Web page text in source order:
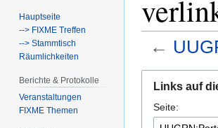
←
Navigation
springen
Suche
springen
Links auf
Seite:
Hauptseite
--> FIXME Treffen
--> Stammtisch
Räumlichkeiten
Berichte & Protokolle
Veranstaltungen
FIXME Themen